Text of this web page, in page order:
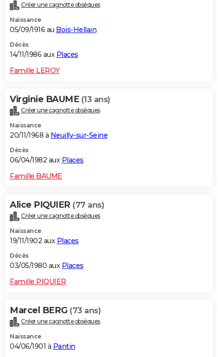
Créer une cagnotte obsèques
Naissance
05/09/1916 au Bois-Hellain
Décès
14/11/1986 aux Places
Famille LEROY
Virginie BAUME (13 ans)
Créer une cagnotte obsèques
Naissance
20/11/1968 à Neuilly-sur-Seine
Décès
06/04/1982 aux Places
Famille BAUME
Alice PIQUIER (77 ans)
Créer une cagnotte obsèques
Naissance
19/11/1902 aux Places
Décès
03/05/1980 aux Places
Famille PIQUIER
Marcel BERG (73 ans)
Créer une cagnotte obsèques
Naissance
04/06/1901 à Pantin